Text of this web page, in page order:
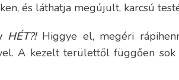
és láthatja megújult, karcsú
HÉT?!Higgye el, megéri
A kezelt területtől függően